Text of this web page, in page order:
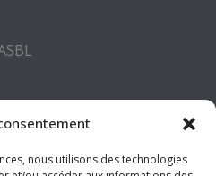
nous utilisons des technologies